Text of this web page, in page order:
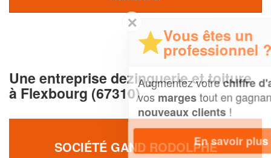
Une entreprise dezinguerie et toiture
à Flexbourg (67310)
SOCIÉTÉ GAND RODOLPHE
Vous êtes un
professionnel ?
Augmentez votrechiffre d'affaireset
vosmargestout en gagnant de
nouveaux clients!
En savoir plus